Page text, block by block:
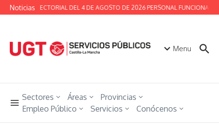
Saltar al contenido
Noticias
MESA SECTORIAL DEL 4 DE AGOSTO DE 2026 PERSONAL FUNCIONARIO
Menu
Sectores Áreas
Provincias
Empleo Público
Servicios Conócenos